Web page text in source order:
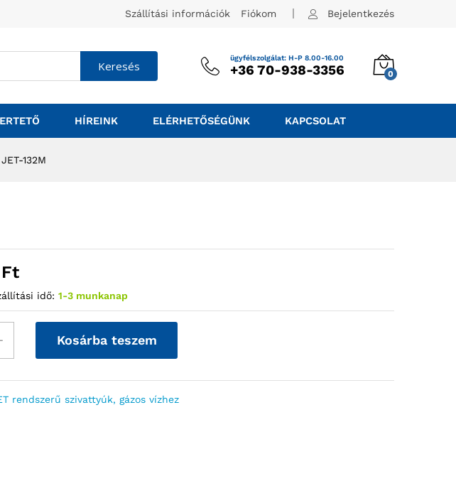
Szállítási információk Fiókom Bejelentkezés
Keresés
ügyfélszolgálat: H-P 8.00-16.00
+36 70-938-3356 0
HÍREINK ELÉRHETŐSÉGÜNK KAPCSOLAT
132M
Ft
idő: 1-3 munkanap
Kosárba teszem
rendszerű szivattyúk, gázos vízhez